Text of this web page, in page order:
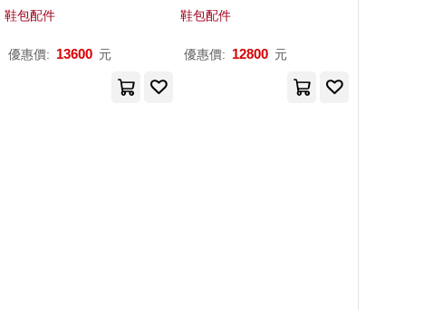
鞋包配件
優惠價: 13600 元
鞋包配件
優惠價: 12800 元